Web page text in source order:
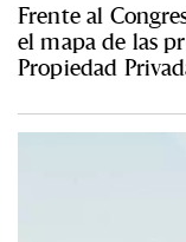
Frente al
el mapa de las
Propiedad